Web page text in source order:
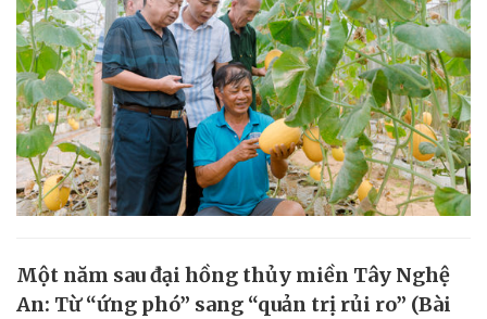
Một năm sau đại hồng thủy miền Tây Nghệ
An: Từ “ứng phó” sang “quản trị rủi ro” (Bài